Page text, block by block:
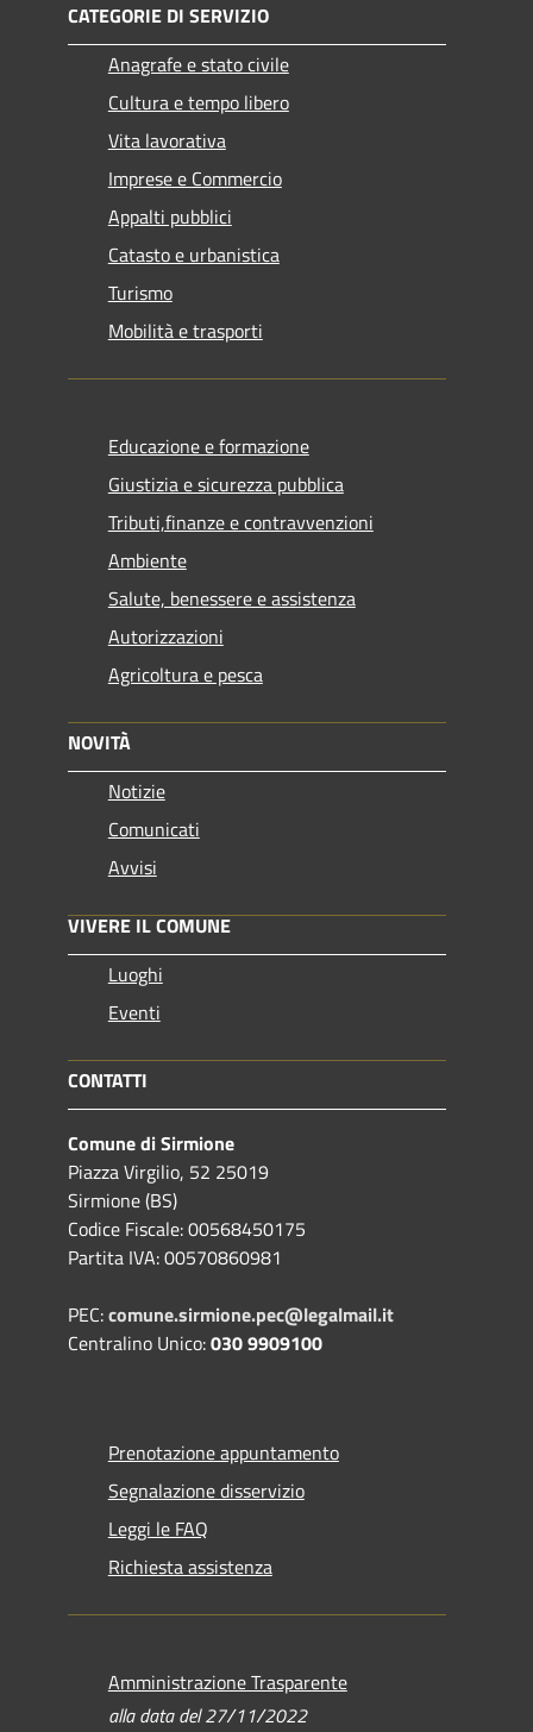
CATEGORIE DI SERVIZIO
Anagrafe e stato civile
Cultura e tempo libero
Vita lavorativa
Imprese e Commercio
Appalti pubblici
Catasto e urbanistica
Turismo
Mobilità e trasporti
Educazione e formazione
Giustizia e sicurezza pubblica
Tributi,finanze e contravvenzioni
Ambiente
Salute, benessere e assistenza
Autorizzazioni
Agricoltura e pesca
NOVITÀ
Notizie
Comunicati
Avvisi
VIVERE IL COMUNE
Luoghi
Eventi
CONTATTI
Comune di Sirmione
Piazza Virgilio, 52 25019
Sirmione (BS)
Codice Fiscale: 00568450175
Partita IVA: 00570860981
PEC:comune.sirmione.pec@legalmail.it
Centralino Unico:030 9909100
Prenotazione appuntamento
Segnalazione disservizio
Leggi le FAQ
Richiesta assistenza
Amministrazione Trasparente
alla data del 27/11/2022